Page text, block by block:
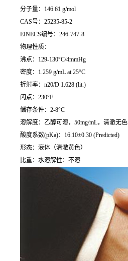
分子量：146.61 g/mol
CAS号：25235-85-2
EINECS编号：246-747-8
物理性质：
沸点：129-130°C/4mmHg
密度：1.259 g/mL at 25°C
折射率：n20/D 1.628 (lit.)
闪点：230°F
储存条件：2-8°C
溶解度：乙醇可溶，50mg/mL，清澈无色
酸度系数(pKa)：16.10±0.30 (Predicted)
形态：液体（清澈黄色）
比重：水溶解性：不溶